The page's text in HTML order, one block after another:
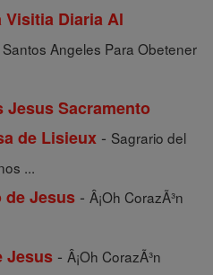
Diaria Al
Angeles Para Obetener
Sacramento
de Lisieux - Sagrario del
...
de Jesus - Â¡Oh CorazÃ³n
Jesus - Â¡Oh CorazÃ³n